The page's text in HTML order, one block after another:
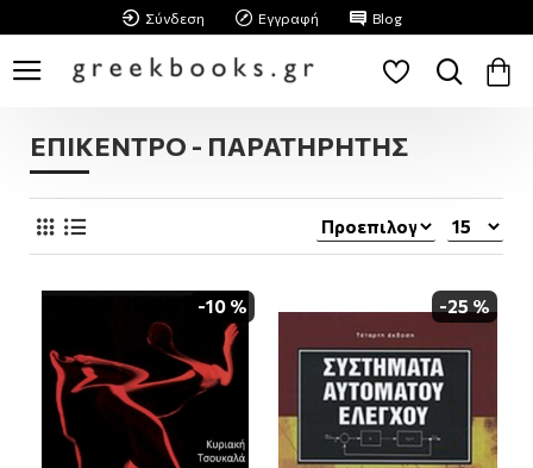
Σύνδεση Εγγραφή Blog
ΕΠΙΚΕΝΤΡΟ - ΠΑΡΑΤΗΡΗΤΗΣ
-10 % -25 %